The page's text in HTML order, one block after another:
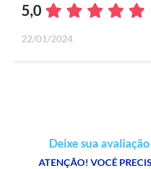
5,0
22/01/2024
Deixe sua
ATENÇÃO! VOCÊ